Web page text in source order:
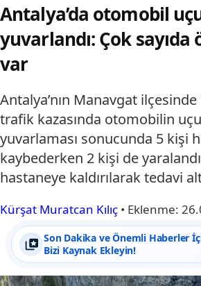
Antalya’da otomobil
yuvarlandı: Çok sayıda
var
Antalya’nın Manavgat
trafik kazasında otomobilin
yuvarlaması sonucunda 5 kişi
kaybederken 2 kişi de
hastaneye kaldırılarak tedavi
Kürşat Muratcan Kılıç • Eklenme:
Son Dakika ve Önemli Haberler
Bizi Kaynak Ekleyin!